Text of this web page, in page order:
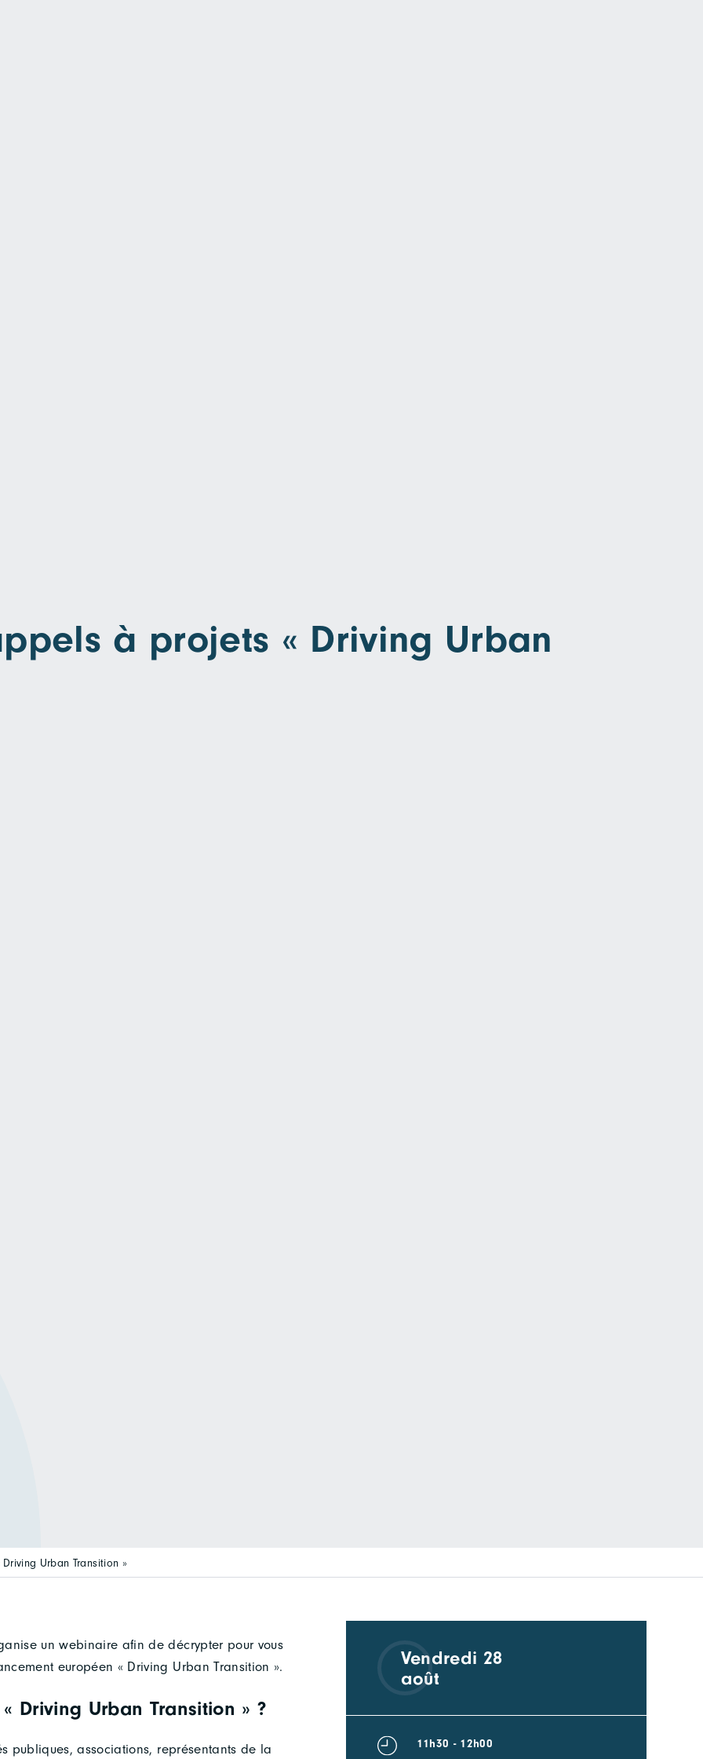
à projets « Driving Urban
Urban Transition »
un webinaire afin de décrypter pour vous
européen « Driving Urban Transition ».
Driving Urban Transition » ?
publiques, associations, représentants de la
Vendredi 28
août
11h30 - 12h00